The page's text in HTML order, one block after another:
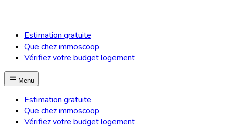
Estimation gratuite
Que chez immoscoop
Vérifiez votre budget logement
Menu
Estimation gratuite
Que chez immoscoop
Vérifiez votre budget logement